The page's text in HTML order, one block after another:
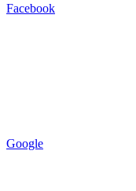
Facebook
Google